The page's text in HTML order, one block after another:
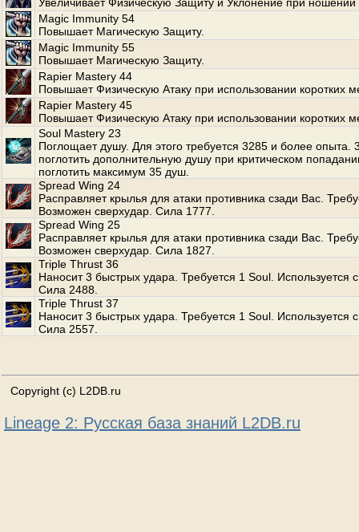
Magic Immunity 54
Повышает Магическую Защиту.
Magic Immunity 55
Повышает Магическую Защиту.
Rapier Mastery 44
Повышает Физическую Атаку при использовании коротких
Rapier Mastery 45
Повышает Физическую Атаку при использовании коротких
Soul Mastery 23
Поглощает душу. Для этого требуется 3285 и более опыта.
поглотить дополнительную душу при критическом
поглотить максимум 35 душ.
Spread Wing 24
Расправляет крылья для атаки противника сзади Вас.
Возможен сверхудар. Сила 1777.
Spread Wing 25
Расправляет крылья для атаки противника сзади Вас.
Возможен сверхудар. Сила 1827.
Triple Thrust 36
Наносит 3 быстрых удара. Требуется 1 Soul. Используется
Сила 2488.
Triple Thrust 37
Наносит 3 быстрых удара. Требуется 1 Soul. Используется
Сила 2557.
Copyright (c) L2DB.ru
Lineage 2: Русская база знаний L2DB.ru